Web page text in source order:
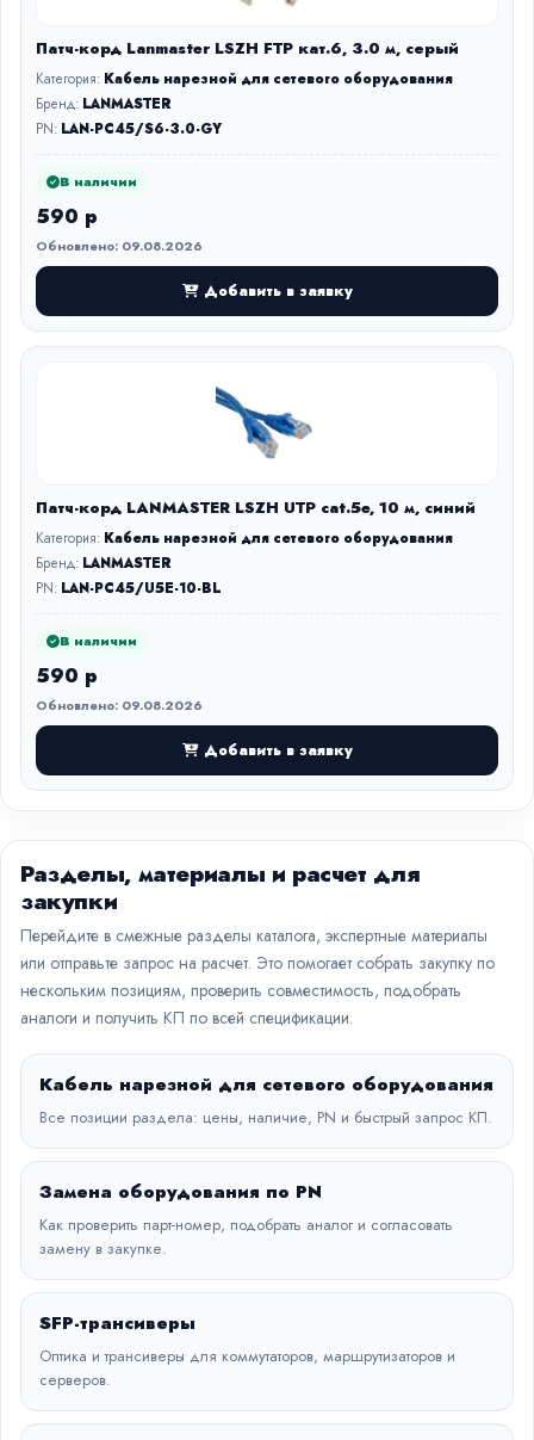
Патч-корд Lanmaster LSZH FTP кат.6, 3.0 м, серый
Категория: Кабель нарезной для сетевого оборудования
Бренд: LANMASTER
PN: LAN-PC45/S6-3.0-GY
В наличии
590 р
Обновлено: 09.08.2026
Добавить в заявку
Патч-корд LANMASTER LSZH UTP cat.5e, 10 м, синий
Категория: Кабель нарезной для сетевого оборудования
Бренд: LANMASTER
PN: LAN-PC45/U5E-10-BL
В наличии
590 р
Обновлено: 09.08.2026
Добавить в заявку
Разделы, материалы и расчет для
закупки
Перейдите в смежные разделы каталога, экспертные материалы
или отправьте запрос на расчет. Это помогает собрать закупку по
нескольким позициям, проверить совместимость, подобрать
аналоги и получить КП по всей спецификации.
Кабель нарезной для сетевого оборудования
Все позиции раздела: цены, наличие, PN и быстрый запрос КП.
Замена оборудования по PN
Как проверить парт-номер, подобрать аналог и согласовать
замену в закупке.
SFP-трансиверы
Оптика и трансиверы для коммутаторов, маршрутизаторов и
серверов.